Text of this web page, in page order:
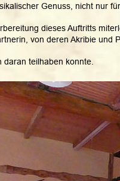
Genuss, nicht nur
dieses Auftritts
von deren Akribie und
daran teilhaben konnte.